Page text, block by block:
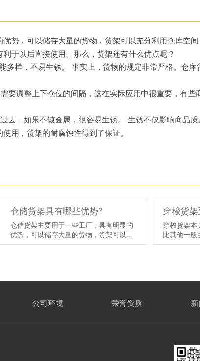
，可以储存大量的货物，货架可以充分利用仓库空间
于以后直接使用。那么，货架还有什么优点呢？
样，不易生锈。 事实上，货物的规定非常严格。仓库
调整上下仓位的间隔，这在实际应用中很重要，有些
，如果不镀金属，很容易生锈。 生锈不仅影响商品质
用，货架的耐腐蚀性得到了保证。
仓储货架具有哪些优势?
仓储货架主要用于一些工厂，具有明显的
优势，可以储存大量的货物，货架可以充
分利用仓库空间，二层货架可以储存更多
穿梭货架
穿梭货架本
比其他一般
势，具有许
人会说，与
加设备相
【详情
公司环境 荣誉资质